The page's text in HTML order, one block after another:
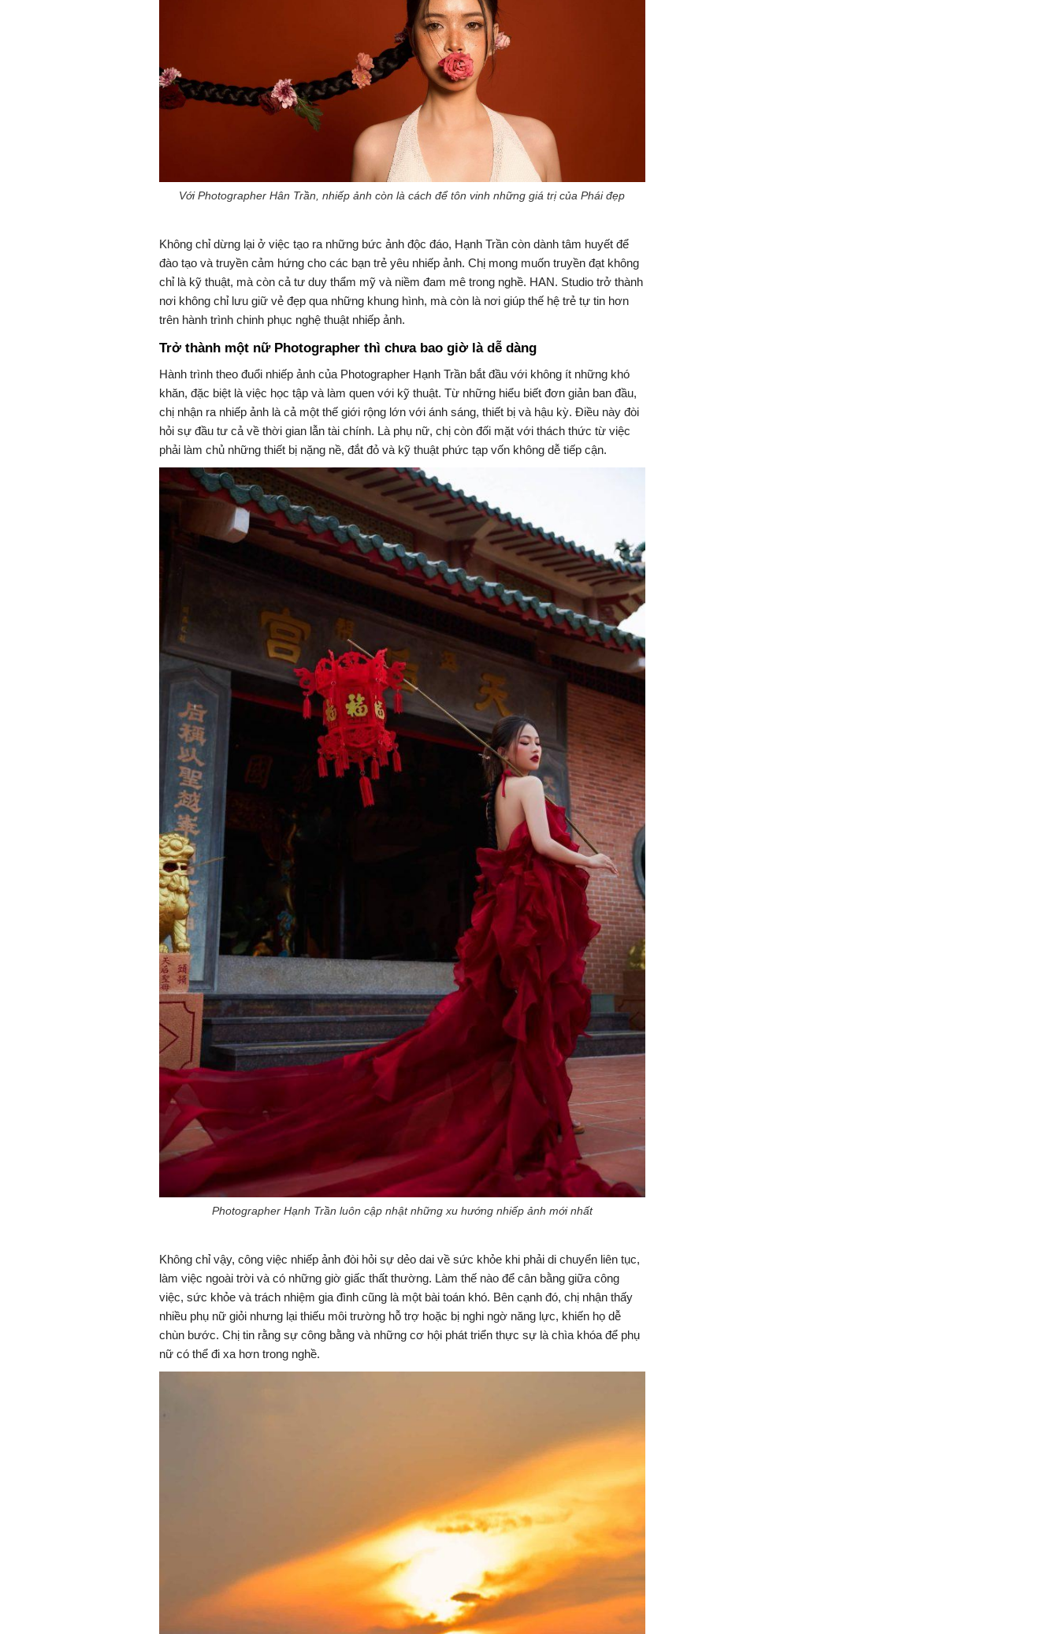
Với Photographer Hân Trần, nhiếp ảnh còn là cách để tôn vinh những giá trị của Phái đẹp
Không chỉ dừng lại ở việc tạo ra những bức ảnh độc đáo, Hạnh Trần còn dành tâm huyết để
đào tạo và truyền cảm hứng cho các bạn trẻ yêu nhiếp ảnh. Chị mong muốn truyền đạt không
chỉ là kỹ thuật, mà còn cả tư duy thẩm mỹ và niềm đam mê trong nghề. HAN. Studio trở thành
nơi không chỉ lưu giữ vẻ đẹp qua những khung hình, mà còn là nơi giúp thế hệ trẻ tự tin hơn
trên hành trình chinh phục nghệ thuật nhiếp ảnh.
Trở thành một nữ Photographer thì chưa bao giờ là dễ dàng
Hành trình theo đuổi nhiếp ảnh của Photographer Hạnh Trần bắt đầu với không ít những khó
khăn, đặc biệt là việc học tập và làm quen với kỹ thuật. Từ những hiểu biết đơn giản ban đầu,
chị nhận ra nhiếp ảnh là cả một thế giới rộng lớn với ánh sáng, thiết bị và hậu kỳ. Điều này đòi
hỏi sự đầu tư cả về thời gian lẫn tài chính. Là phụ nữ, chị còn đối mặt với thách thức từ việc
phải làm chủ những thiết bị nặng nề, đắt đỏ và kỹ thuật phức tạp vốn không dễ tiếp cận.
Photographer Hạnh Trần luôn cập nhật những xu hướng nhiếp ảnh mới nhất
Không chỉ vậy, công việc nhiếp ảnh đòi hỏi sự dẻo dai về sức khỏe khi phải di chuyển liên tục,
làm việc ngoài trời và có những giờ giấc thất thường. Làm thế nào để cân bằng giữa công
việc, sức khỏe và trách nhiệm gia đình cũng là một bài toán khó. Bên cạnh đó, chị nhận thấy
nhiều phụ nữ giỏi nhưng lại thiếu môi trường hỗ trợ hoặc bị nghi ngờ năng lực, khiến họ dễ
chùn bước. Chị tin rằng sự công bằng và những cơ hội phát triển thực sự là chìa khóa để phụ
nữ có thể đi xa hơn trong nghề.